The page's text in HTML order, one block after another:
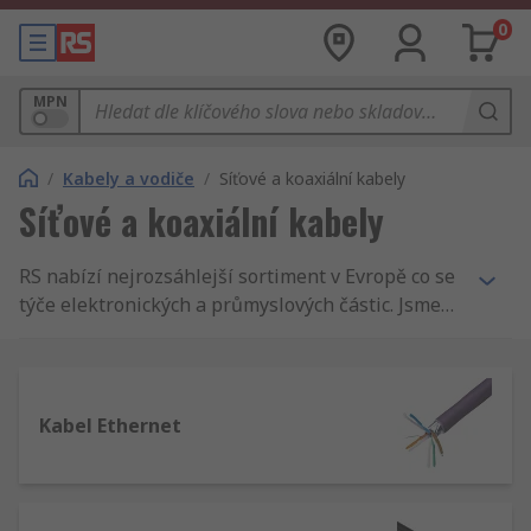
0
MPN
/ Kabely a vodiče / Síťové a koaxiální kabely
Síťové a koaxiální kabely
RS nabízí nejrozsáhlejší sortiment v Evropě co se
týče elektronických a průmyslových částic. Jsme
komunikační kabely, které společně se stovkami
a tisíci dalších výrobků patří k nejkvalitnějším a
Kabel Ethernet